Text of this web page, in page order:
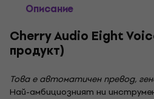
Описание
Cherry Audio Eight
продукт)
Това е автоматичен превод,
Най-амбициозният ни